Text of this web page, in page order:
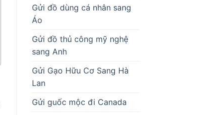
Gửi đồ dùng cá nhân sang
Áo
Gửi đồ thủ công mỹ nghệ
sang Anh
Gửi Gạo Hữu Cơ Sang Hà
Lan
Gửi guốc mộc đi Canada